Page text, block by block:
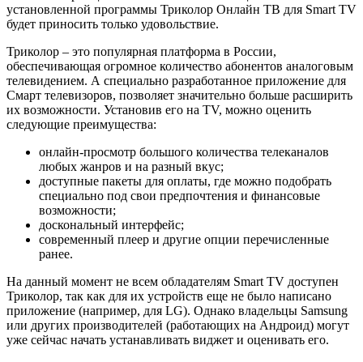
установленной программы Триколор Онлайн ТВ для Smart TV
будет приносить только удовольствие.
Триколор – это популярная платформа в России,
обеспечивающая огромное количество абонентов аналоговым
телевидением. А специально разработанное приложение для
Смарт телевизоров, позволяет значительно больше расширить
их возможности. Установив его на TV, можно оценить
следующие преимущества:
онлайн-просмотр большого количества телеканалов
любых жанров и на разный вкус;
доступные пакеты для оплаты, где можно подобрать
специально под свои предпочтения и финансовые
возможности;
доскональный интерфейс;
современный плеер и другие опции перечисленные
ранее.
На данный момент не всем обладателям Smart TV доступен
Триколор, так как для их устройств еще не было написано
приложение (например, для LG). Однако владельцы Samsung
или других производителей (работающих на Андроид) могут
уже сейчас начать устанавливать виджет и оценивать его.